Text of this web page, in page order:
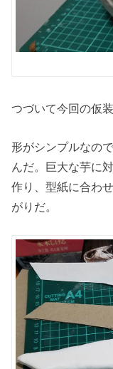
つづいて今回の仮
形がシンプルなの
んだ。巨大な芋に
作り、型紙に合わ
がりだ。